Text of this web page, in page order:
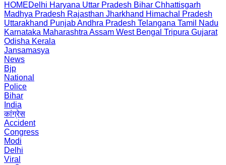
HOMEDelhi Haryana Uttar Pradesh Bihar Chhattisgarh
Madhya Pradesh Rajasthan Jharkhand Himachal Pradesh
Uttarakhand PunjabAndhra Pradesh Telangana Tamil Nadu
Karnataka Maharashtra Assam West Bengal Tripura Gujarat
Odisha Kerala
Jansamasya
News
Bjp
National
Police
Bihar
India
कांग्रेस
Accident
Congress
Modi
Delhi
Viral